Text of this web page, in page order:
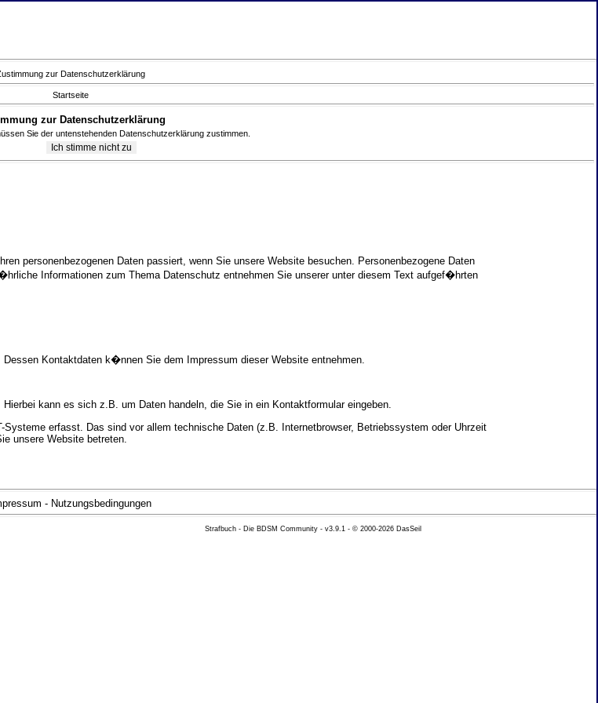
zur Datenschutzerklärung
Startseite
zur Datenschutzerklärung
Sie der untenstehenden Datenschutzerklärung zustimmen.
personenbezogenen Daten passiert, wenn Sie unsere Website besuchen. Personenbezogene Daten
Informationen zum Thema Datenschutz entnehmen Sie unserer unter diesem Text aufgef�hrten
Kontaktdaten k�nnen Sie dem Impressum dieser Website entnehmen.
kann es sich z.B. um Daten handeln, die Sie in ein Kontaktformular eingeben.
erfasst. Das sind vor allem technische Daten (z.B. Internetbrowser, Betriebssystem oder Uhrzeit
unsere Website betreten.
zu gew�hrleisten. Andere Daten k�nnen zur Analyse Ihres Nutzerverhaltens verwendet werden.
und Zweck Ihrer gespeicherten personenbezogenen Daten zu erhalten. Sie haben au�erdem ein
- Nutzungsbedingungen
Strafbuch - Die BDSM Community - v3.9.1 - © 2000-2026 DasSeil